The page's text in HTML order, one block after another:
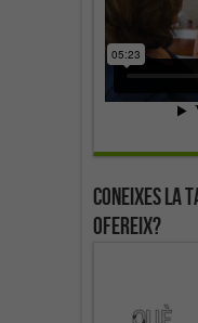
Coneixes la
ofereix?